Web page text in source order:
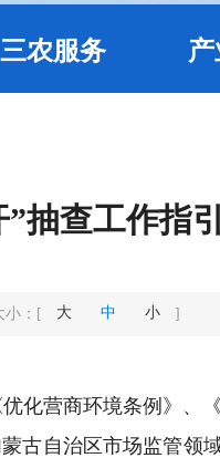
三农服务
抽查工作指引
： [ 大 中 小 ]
化营商环境条例》、
古自治区市场监管领